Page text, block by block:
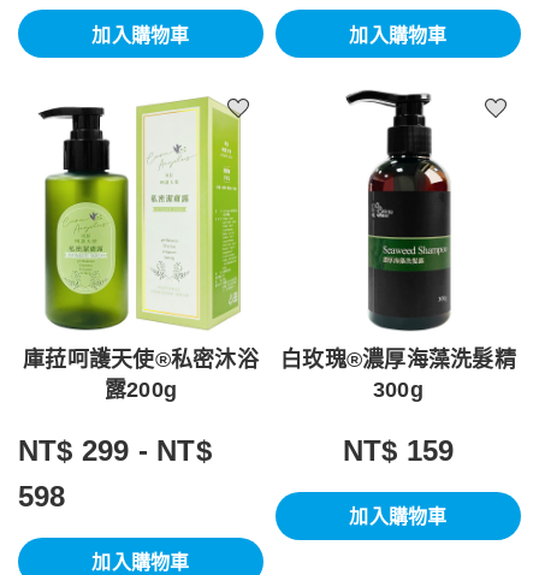
加入購物車 加入購物車
庫菈呵護天使®私密沐浴
露200g
NT$ 299 - NT$
598
加入購物車
白玫瑰®濃厚海藻洗髮精
300g
NT$ 159
加入購物車